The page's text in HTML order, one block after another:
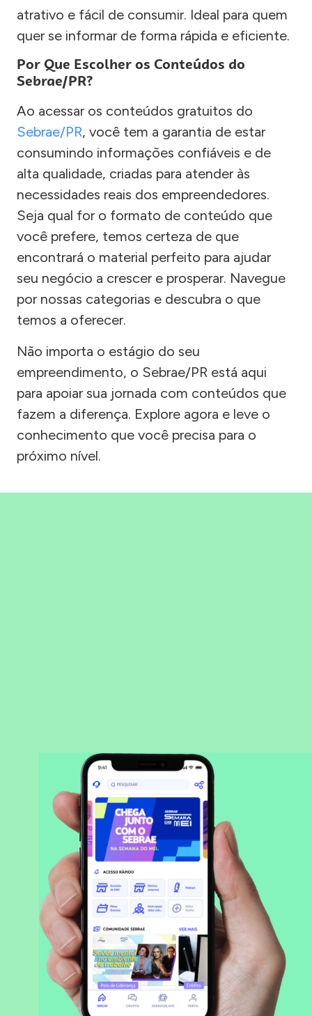
atrativo e fácil de consumir. Ideal para quem
quer se informar de forma rápida e eficiente.
Por Que Escolher os Conteúdos do
Sebrae/PR?
Ao acessar os conteúdos gratuitos do
Sebrae/PR, você tem a garantia de estar
consumindo informações confiáveis e de
alta qualidade, criadas para atender às
necessidades reais dos empreendedores.
Seja qual for o formato de conteúdo que
você prefere, temos certeza de que
encontrará o material perfeito para ajudar
seu negócio a crescer e prosperar. Navegue
por nossas categorias e descubra o que
temos a oferecer.
Não importa o estágio do seu
empreendimento, o Sebrae/PR está aqui
para apoiar sua jornada com conteúdos que
fazem a diferença. Explore agora e leve o
conhecimento que você precisa para o
próximo nível.